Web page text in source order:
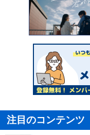
注目のコンテンツ